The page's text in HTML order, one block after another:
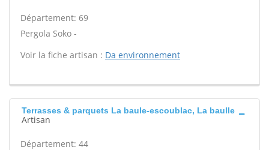
Département: 69
Pergola Soko -
Voir la fiche artisan : Da environnement
Terrasses & parquets La baule-escoublac, La baulle
Artisan
Département: 44